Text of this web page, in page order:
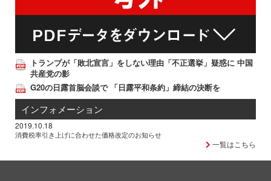
トランプが「敗北宣言」をしない理由「不正選挙」疑惑に 中国
共産党の影
G20の日露首脳会談で 「日露平和条約」締結の決断を
インフォメーション
2019.10.18
消費税率引き上げに合わせた価格改定のお知らせ
一覧はこちら